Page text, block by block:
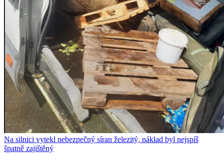
Na silnici vytekl nebezpečný síran železitý, náklad byl nejspíš
špatně zajištěný